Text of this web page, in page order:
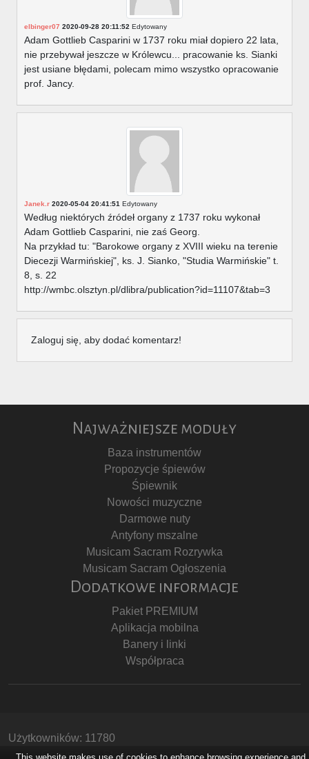
elbinger07 2020-09-28 20:11:52 Edytowany
Adam Gottlieb Casparini w 1737 roku miał dopiero 22 lata,
nie przebywał jeszcze w Królewcu... pracowanie ks. Sianki
jest usiane błędami, polecam mimo wszystko opracowanie
prof. Jancy.
Janek.r 2020-05-04 20:41:51 Edytowany
Według niektórych źródeł organy z 1737 roku wykonał
Adam Gottlieb Casparini, nie zaś Georg.
Na przykład tu: "Barokowe organy z XVIII wieku na terenie
Diecezji Warmińskiej", ks. J. Sianko, "Studia Warmińskie" t.
8, s. 22
http://wmbc.olsztyn.pl/dlibra/publication?id=11107&tab=3
Zaloguj się, aby dodać komentarz!
Najważniejsze moduły
Baza instrumentów
Propozycje śpiewów
Śpiewnik
Nowości muzyczne
Darmowe nuty
Antyfony mszalne
Musicam Sacram Rozrywka
Musicam Sacram Ogłoszenia
Dodatkowe informacje
Pakiet PREMIUM
Aplikacja mobilna
Banery i linki
Współpraca
Użytkowników: 11780
Copyright © Stowarzyszenie Musicam Sacram